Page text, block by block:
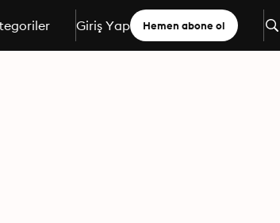
Giriş Yap Hemen abone ol